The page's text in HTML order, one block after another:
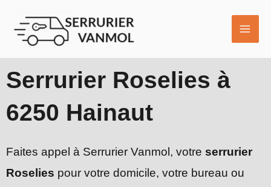
contenu
Serrurier Roselies à
6250 Hainaut
Faites appel à Serrurier Vanmol, votre serrurier
Roselies pour votre domicile, votre bureau ou